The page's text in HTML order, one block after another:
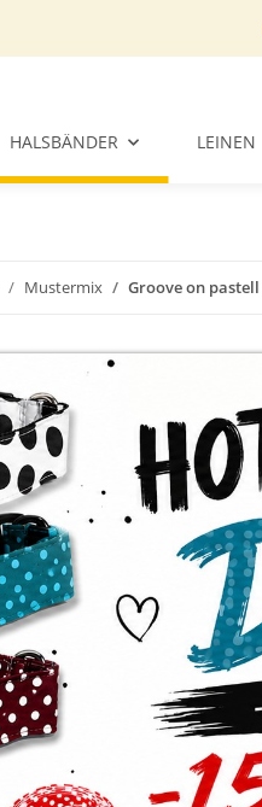
HALSBÄNDER LEINEN
Mustermix Groove on pastell